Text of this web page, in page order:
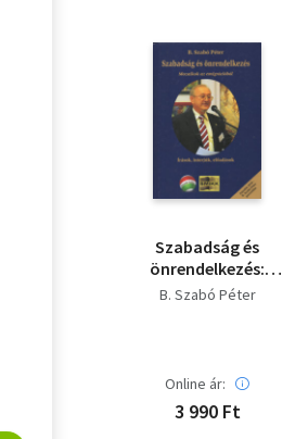
Szabadság és
önrendelkezés:
Mozaikok az
B. Szabó Péter
Online ár:
3 990 Ft